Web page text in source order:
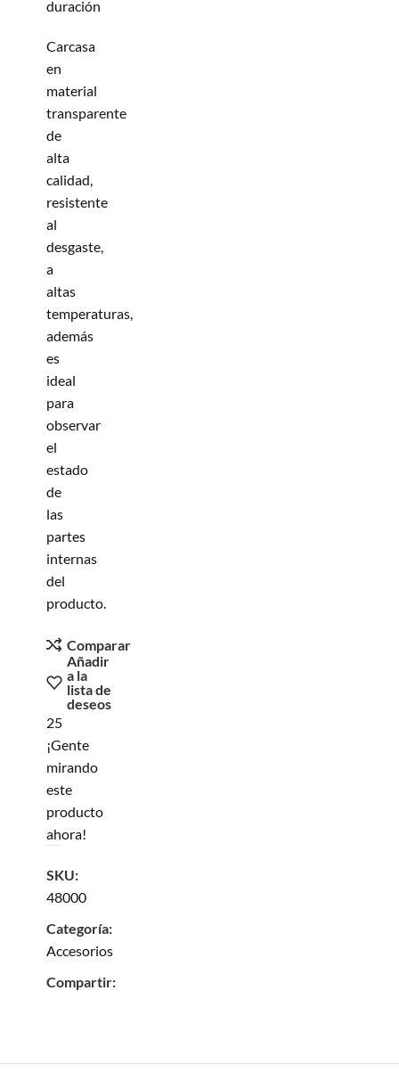
duración
Carcasa
en
material
transparente
de
alta
calidad,
resistente
al
desgaste,
a
altas
temperaturas,
además
es
ideal
para
observar
el
estado
de
las
partes
internas
del
producto.
Comparar
Añadir
a la
lista de
deseos
25
¡Gente
mirando
este
producto
ahora!
SKU:
48000
Categoría:
Accesorios
Compartir: